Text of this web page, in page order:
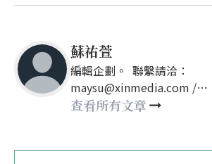
蘇祐萱
編輯企劃。 聯繫請洽：
maysu@xinmedia.com /
may860527@gmail.com
查看所有文章